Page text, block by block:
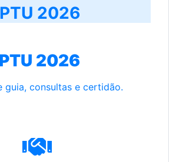
2026
2026
guia, consultas e certidão.